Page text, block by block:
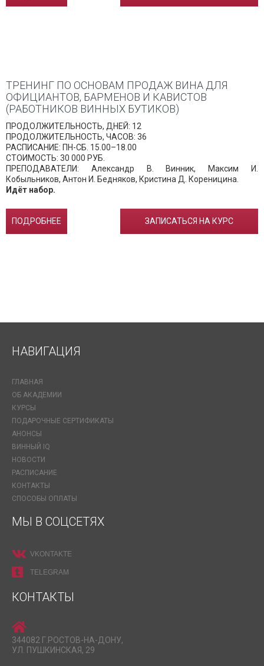
ТРЕНИНГ ПО ОСНОВАМ ПРОДАЖ ВИНА ДЛЯ
ОФИЦИАНТОВ, БАРМЕНОВ И КАВИСТОВ
(РАБОТНИКОВ ВИННЫХ БУТИКОВ)
ПРОДОЛЖИТЕЛЬНОСТЬ, ДНЕЙ: 12
ПРОДОЛЖИТЕЛЬНОСТЬ, ЧАСОВ: 36
РАСПИСАНИЕ: ПН-СБ. 15.00–18.00
СТОИМОСТЬ: 30 000 РУБ.
ПРЕПОДАВАТЕЛИ: Александр В. Винник, Максим И.
Кобыльников, Антон И. Бедняков, Кристина Д. Кореницина.
Идёт набор.
ПОДРОБНЕЕ ЗАПИСАТЬСЯ НА КУРС
НАВИГАЦИЯ
ГЛАВНАЯ
ОБ АКАДЕМИИ
КУРСЫ
ПОДАРОЧНЫЕ СЕРТИФИКАТЫ
АНОНСЫ
ВИННЫЙ IQ
НОВОСТИ
РАСПИСАНИЕ
КОНТАКТЫ
СПОСОБЫ ОПЛАТЫ
МЫ В СОЦСЕТЯХ
VKONTAKTE
TELEGRAM
КОНТАКТЫ
344082 Г.РОСТОВ-НА-ДОНУ,
УЛ. ПУШКИНСКАЯ, 29